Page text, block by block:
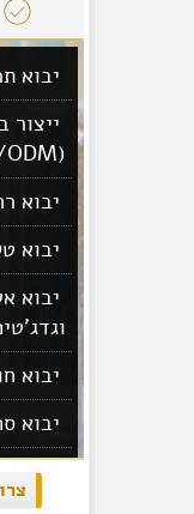
יבוא
ייצור
(OEM/ODM)
יבוא
יבוא
יבוא
יבוא
יבוא
יבוא